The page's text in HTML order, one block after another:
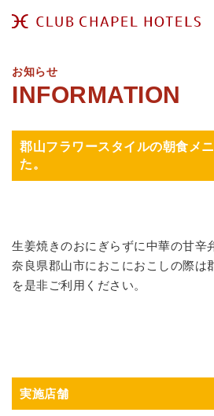
お知らせ
郡山フラワースタイルの朝食メ
た。
生姜焼きのおにぎらずに中華の甘辛
奈良県郡山市におこにおこしの際は
を是非ご利用ください。
実施店舗